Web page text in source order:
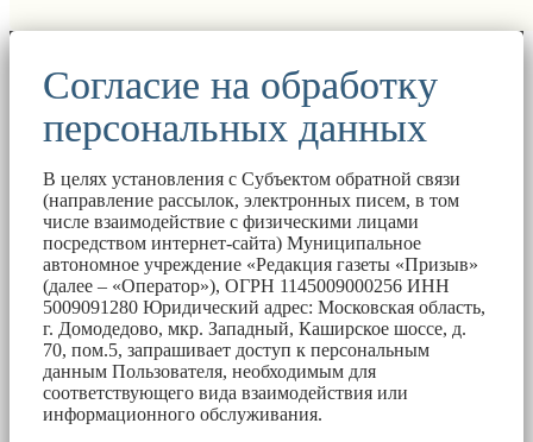
Согласие на обработку
персональных данных
В целях установления с Субъектом обратной связи
(направление рассылок, электронных писем, в том
числе взаимодействие с физическими лицами
посредством интернет-сайта) Муниципальное
автономное учреждение «Редакция газеты «Призыв»
(далее – «Оператор»), ОГРН 1145009000256 ИНН
5009091280 Юридический адрес: Московская область,
г. Домодедово, мкр. Западный, Каширское шоссе, д.
70, пом.5, запрашивает доступ к персональным
данным Пользователя, необходимым для
соответствующего вида взаимодействия или
информационного обслуживания.